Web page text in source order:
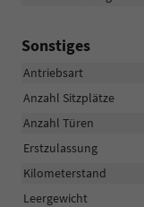
Sonstiges
Antriebsart
Anzahl Sitzplätze
Anzahl Türen
Erstzulassung
Kilometerstand
Leergewicht